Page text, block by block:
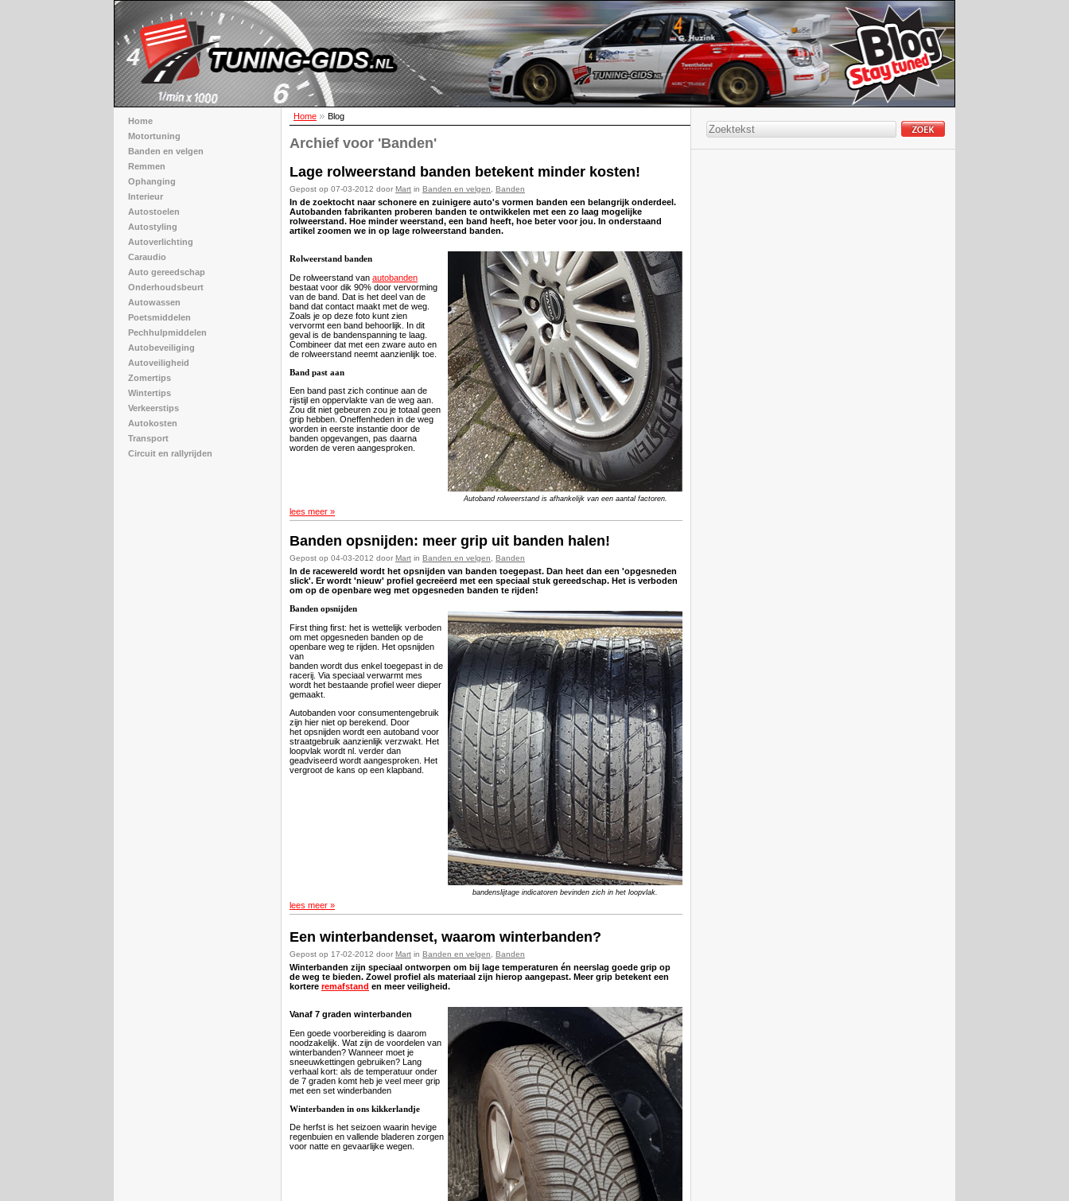
Home Blog
Archief voor 'Banden'
Lage rolweerstand banden betekent minder kosten!
Gepost op 07-03-2012 door Mart in Banden en velgen Banden
In de zoektocht naar schonere en zuinigere auto's vormen banden een belangrijk onderdeel.
Autobanden fabrikanten proberen banden te ontwikkelen met een zo laag mogelijke
rolweerstand. Hoe minder weerstand, een band heeft, hoe beter voor jou. In onderstaand
artikel zoomen we in op lage rolweerstand banden.
Rolweerstand banden
De rolweerstand van autobanden
bestaat voor dik 90% door vervorming
van de band. Dat is het deel van de
band dat contact maakt met de weg.
Zoals je op deze foto kunt zien
vervormt een band behoorlijk. In dit
geval is de bandenspanning te laag.
Combineer dat met een zware auto en
de rolweerstand neemt aanzienlijk toe.
Band past aan
Een band past zich continue aan de
rijstijl en oppervlakte van de weg aan.
Zou dit niet gebeuren zou je totaal geen
grip hebben. Oneffenheden in de weg
worden in eerste instantie door de
banden opgevangen, pas daarna
worden de veren aangesproken.
Autoband rolweerstand is afhankelijk van een aantal factoren.
lees meer »
Banden opsnijden: meer grip uit banden halen!
Gepost op 04-03-2012 door Mart in Banden en velgen Banden
In de racewereld wordt het opsnijden van banden toegepast. Dan heet dan een 'opgesneden
slick'. Er wordt 'nieuw' profiel gecreëerd met een speciaal stuk gereedschap. Het is verboden
om op de openbare weg met opgesneden banden te rijden!
Banden opsnijden
First thing first: het is wettelijk verboden
om met opgesneden banden op de
openbare weg te rijden. Het opsnijden
van
banden wordt dus enkel toegepast in de
racerij. Via speciaal verwarmt mes
wordt het bestaande profiel weer dieper
gemaakt.
Autobanden voor consumentengebruik
zijn hier niet op berekend. Door
het opsnijden wordt een autoband voor
straatgebruik aanzienlijk verzwakt. Het
loopvlak wordt nl. verder dan
geadviseerd wordt aangesproken. Het
vergroot de kans op een klapband.
bandenslijtage indicatoren bevinden zich in het loopvlak.
lees meer »
Een winterbandenset, waarom winterbanden?
Gepost op 17-02-2012 door Mart in Banden en velgen Banden
Winterbanden zijn speciaal ontworpen om bij lage temperaturen én neerslag goede grip op
de weg te bieden. Zowel profiel als materiaal zijn hierop aangepast. Meer grip betekent een
kortere remafstand en meer veiligheid.
Vanaf 7 graden winterbanden
Een goede voorbereiding is daarom
noodzakelijk. Wat zijn de voordelen van
winterbanden? Wanneer moet je
sneeuwkettingen gebruiken? Lang
verhaal kort: als de temperatuur onder
de 7 graden komt heb je veel meer grip
met een set winderbanden
Winterbanden in ons kikkerlandje
De herfst is het seizoen waarin hevige
regenbuien en vallende bladeren zorgen
voor natte en gevaarlijke wegen.
Home
Motortuning
Banden en velgen
Remmen
Ophanging
Interieur
Autostoelen
Autostyling
Autoverlichting
Caraudio
Auto gereedschap
Onderhoudsbeurt
Autowassen
Poetsmiddelen
Pechhulpmiddelen
Autobeveiliging
Autoveiligheid
Zomertips
Wintertips
Verkeerstips
Autokosten
Transport
Circuit en rallyrijden